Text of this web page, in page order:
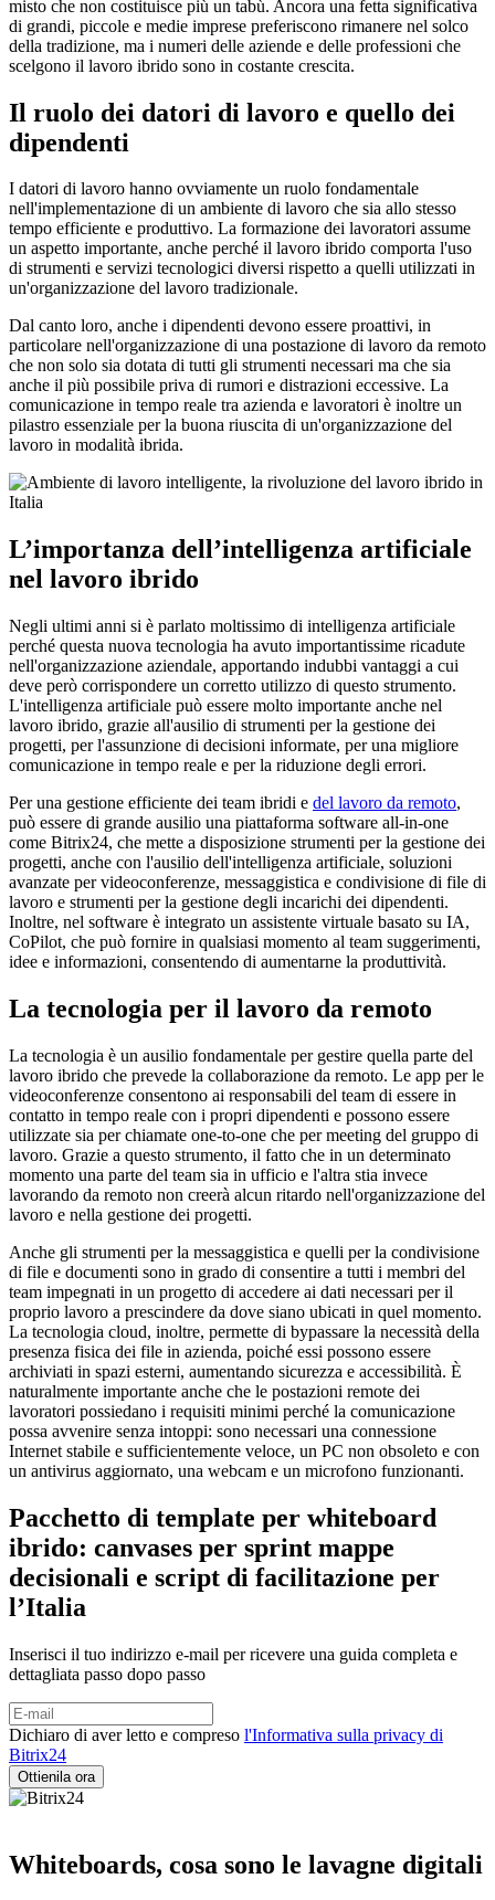
misto che non costituisce più un tabù. Ancora una fetta significativa
di grandi, piccole e medie imprese preferiscono rimanere nel solco
della tradizione, ma i numeri delle aziende e delle professioni che
scelgono il lavoro ibrido sono in costante crescita.
Il ruolo dei datori di lavoro e quello dei
dipendenti
I datori di lavoro hanno ovviamente un ruolo fondamentale
nell'implementazione di un ambiente di lavoro che sia allo stesso
tempo efficiente e produttivo. La formazione dei lavoratori assume
un aspetto importante, anche perché il lavoro ibrido comporta l'uso
di strumenti e servizi tecnologici diversi rispetto a quelli utilizzati in
un'organizzazione del lavoro tradizionale.
Dal canto loro, anche i dipendenti devono essere proattivi, in
particolare nell'organizzazione di una postazione di lavoro da remoto
che non solo sia dotata di tutti gli strumenti necessari ma che sia
anche il più possibile priva di rumori e distrazioni eccessive. La
comunicazione in tempo reale tra azienda e lavoratori è inoltre un
pilastro essenziale per la buona riuscita di un'organizzazione del
lavoro in modalità ibrida.
L’importanza dell’intelligenza artificiale
nel lavoro ibrido
Negli ultimi anni si è parlato moltissimo di intelligenza artificiale
perché questa nuova tecnologia ha avuto importantissime ricadute
nell'organizzazione aziendale, apportando indubbi vantaggi a cui
deve però corrispondere un corretto utilizzo di questo strumento.
L'intelligenza artificiale può essere molto importante anche nel
lavoro ibrido, grazie all'ausilio di strumenti per la gestione dei
progetti, per l'assunzione di decisioni informate, per una migliore
comunicazione in tempo reale e per la riduzione degli errori.
Per una gestione efficiente dei team ibridi e del lavoro da remoto,
può essere di grande ausilio una piattaforma software all-in-one
come Bitrix24, che mette a disposizione strumenti per la gestione dei
progetti, anche con l'ausilio dell'intelligenza artificiale, soluzioni
avanzate per videoconferenze, messaggistica e condivisione di file di
lavoro e strumenti per la gestione degli incarichi dei dipendenti.
Inoltre, nel software è integrato un assistente virtuale basato su IA,
CoPilot, che può fornire in qualsiasi momento al team suggerimenti,
idee e informazioni, consentendo di aumentarne la produttività.
La tecnologia per il lavoro da remoto
La tecnologia è un ausilio fondamentale per gestire quella parte del
lavoro ibrido che prevede la collaborazione da remoto. Le app per le
videoconferenze consentono ai responsabili del team di essere in
contatto in tempo reale con i propri dipendenti e possono essere
utilizzate sia per chiamate one-to-one che per meeting del gruppo di
lavoro. Grazie a questo strumento, il fatto che in un determinato
momento una parte del team sia in ufficio e l'altra stia invece
lavorando da remoto non creerà alcun ritardo nell'organizzazione del
lavoro e nella gestione dei progetti.
Anche gli strumenti per la messaggistica e quelli per la condivisione
di file e documenti sono in grado di consentire a tutti i membri del
team impegnati in un progetto di accedere ai dati necessari per il
proprio lavoro a prescindere da dove siano ubicati in quel momento.
La tecnologia cloud, inoltre, permette di bypassare la necessità della
presenza fisica dei file in azienda, poiché essi possono essere
archiviati in spazi esterni, aumentando sicurezza e accessibilità. È
naturalmente importante anche che le postazioni remote dei
lavoratori possiedano i requisiti minimi perché la comunicazione
possa avvenire senza intoppi: sono necessari una connessione
Internet stabile e sufficientemente veloce, un PC non obsoleto e con
un antivirus aggiornato, una webcam e un microfono funzionanti.
Pacchetto di template per whiteboard
ibrido: canvases per sprint mappe
decisionali e script di facilitazione per
l’Italia
Inserisci il tuo indirizzo e-mail per ricevere una guida completa e
dettagliata passo dopo passo
Dichiaro di aver letto e compreso l'Informativa sulla privacy di
Bitrix24
Whiteboards, cosa sono le lavagne digitali